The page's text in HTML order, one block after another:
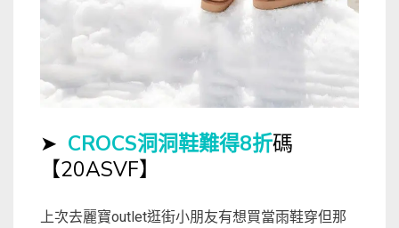
➤ CROCS洞洞鞋難得8折碼
【20ASVF】
上次去麗寶outlet逛街小朋友有想買當雨鞋穿但那